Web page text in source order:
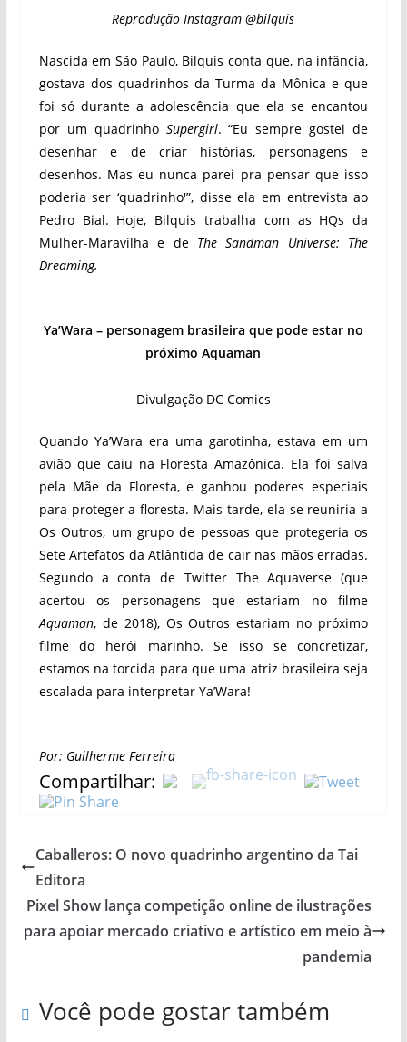
Reprodução Instagram @bilquis
Nascida em São Paulo, Bilquis conta que, na infância,
gostava dos quadrinhos da Turma da Mônica e que
foi só durante a adolescência que ela se encantou
por um quadrinho Supergirl. “Eu sempre gostei de
desenhar e de criar histórias, personagens e
desenhos. Mas eu nunca parei pra pensar que isso
poderia ser ‘quadrinho'”, disse ela em entrevista ao
Pedro Bial. Hoje, Bilquis trabalha com as HQs da
Mulher-Maravilha e de The Sandman Universe: The
Dreaming.
Ya’Wara – personagem brasileira que pode estar no
próximo Aquaman
Divulgação DC Comics
Quando Ya’Wara era uma garotinha, estava em um
avião que caiu na Floresta Amazônica. Ela foi salva
pela Mãe da Floresta, e ganhou poderes especiais
para proteger a floresta. Mais tarde, ela se reuniria a
Os Outros, um grupo de pessoas que protegeria os
Sete Artefatos da Atlântida de cair nas mãos erradas.
Segundo a conta de Twitter The Aquaverse (que
acertou os personagens que estariam no filme
Aquaman, de 2018), Os Outros estariam no próximo
filme do herói marinho. Se isso se concretizar,
estamos na torcida para que uma atriz brasileira seja
escalada para interpretar Ya’Wara!
Por: Guilherme Ferreira
Compartilhar:
Caballeros: O novo quadrinho argentino da Tai
Editora
Pixel Show lança competição online de ilustrações
para apoiar mercado criativo e artístico em meio à
pandemia
Você pode gostar também